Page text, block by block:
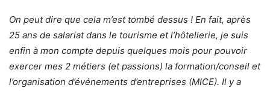
On peut dire que cela m’est tombé dessus ! En fait, après
25 ans de salariat dans le tourisme et l’hôtellerie, je suis
enfin à mon compte depuis quelques mois pour pouvoir
exercer mes 2 métiers (et passions) la formation/conseil et
l’organisation d’événements d’entreprises (MICE). Il y a